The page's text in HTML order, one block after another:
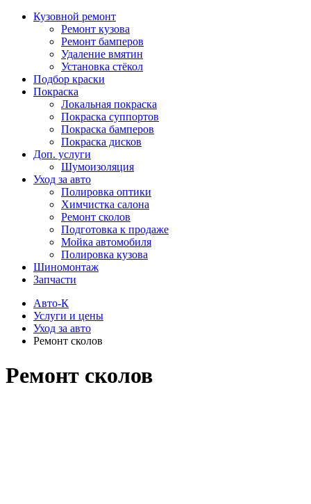
Кузовной ремонт
Ремонт кузова
Ремонт бамперов
Удаление вмятин
Установка стёкол
Подбор краски
Покраска
Локальная покраска
Покраска суппортов
Покраска бамперов
Покраска дисков
Доп. услуги
Шумоизоляция
Уход за авто
Полировка оптики
Химчистка салона
Ремонт сколов
Подготовка к продаже
Мойка автомобиля
Полировка кузова
Шиномонтаж
Запчасти
Авто-К
Услуги и цены
Уход за авто
Ремонт сколов
Ремонт сколов